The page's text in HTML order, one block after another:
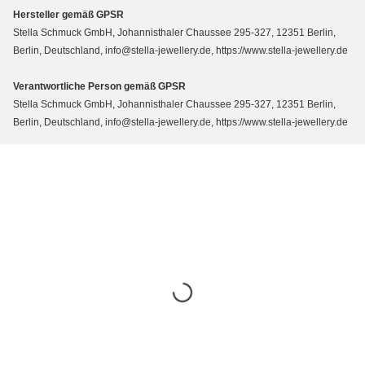
Hersteller gemäß GPSR
Stella Schmuck GmbH, Johannisthaler Chaussee 295-327, 12351 Berlin,
Berlin, Deutschland, info@stella-jewellery.de, https://www.stella-jewellery.de
Verantwortliche Person gemäß GPSR
Stella Schmuck GmbH, Johannisthaler Chaussee 295-327, 12351 Berlin,
Berlin, Deutschland, info@stella-jewellery.de, https://www.stella-jewellery.de